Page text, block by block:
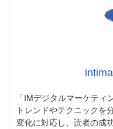
「IMデジタルマーケテ
トレンドやテクニックを
変化に対応し、読者の成